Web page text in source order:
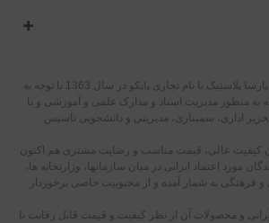
شرکت تولیدی و صنعتی پارسا پلاستیک با نام تجاری پاپکو در سال 1363 با توجه به
به منظور مدیریت اسناد و مدارک علمی و آموزشی و با
اداری، سمیناری، مدیریتی و دانشجویی تاسیس
کیفیت عالی، قیمت مناسب و رضایت مشتری هم اکنون
مورد اعتماد ایرانی در میان سازمانها، وزارتخانه ها،
فرهنگی به شمار آمده و از محبوبیت خاصی برخوردار
و محصولات آن از نظر کیفیت و قیمت قابل رقابت با